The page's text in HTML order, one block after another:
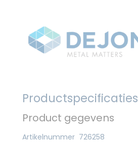
Productspecificaties
Product gegevens
Artikelnummer 726258